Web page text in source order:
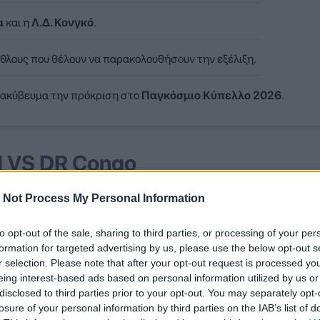
Not Process My Personal Information
opt-out of the sale, sharing to third parties, or processing of your
for targeted advertising by us, please use the below opt-out
selection. Please note that after your opt-out request is processed
interest-based ads based on personal information utilized by us
to third parties prior to your opt-out. You may separately
of your personal information by third parties on the IAB’s list of
και ηΛ.Δ. Κονγκό.
που θέλουν να παρακολουθήσουν την εξέλιξη.
την πρόκριση στο Παγκόσμιο Κύπελλο 2026.
VS DR Congo
Ψηφίστε
ΠΛΗΡΟΦΟΡΙΕΣ